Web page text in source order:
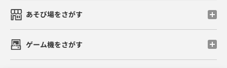
あそび場をさがす
ゲーム機をさがす